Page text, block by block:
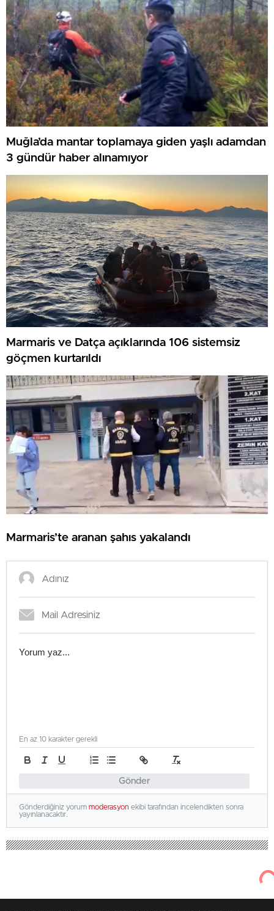
Muğla’da mantar toplamaya giden yaşlı adamdan
3 gündür haber alınamıyor
Marmaris ve Datça açıklarında 106 sistemsiz
göçmen kurtarıldı
Marmaris’te aranan şahıs yakalandı
Gönder
En az 10 karakter gerekli
Gönderdiğiniz yorum moderasyon ekibi tarafından incelendikten sonra
yayınlanacaktır.